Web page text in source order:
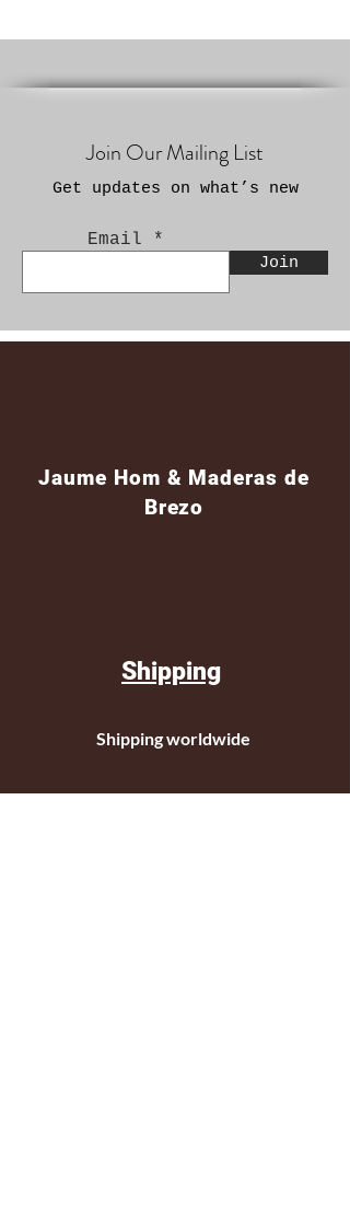
Join Our Mailing List
Get updates on what’s new
Email
Join
Jaume Hom & Maderas de
Brezo
Shipping
Shipping worldwide
Standar mail o courier for small orders